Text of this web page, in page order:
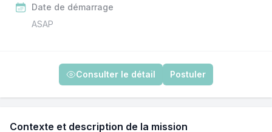
Date de démarrage
ASAP
Consulter le détail Postuler
Contexte et description de la mission